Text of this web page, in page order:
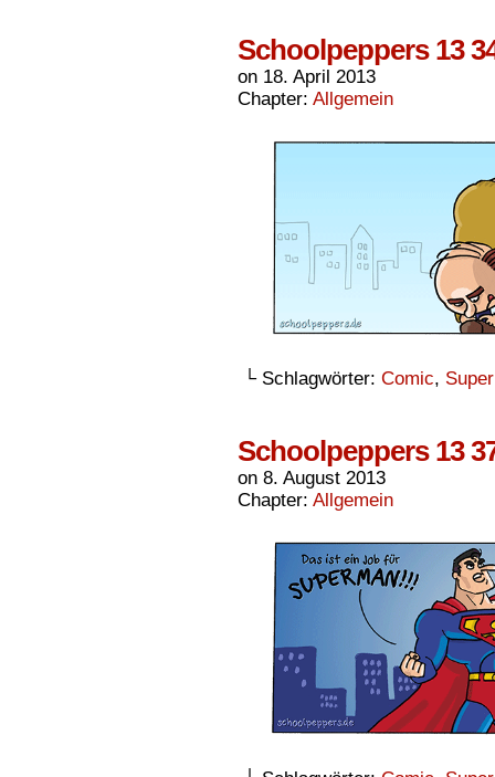
Schoolpeppers 13
on 18. April 2013
Chapter: Allgemein
└ Schlagwörter: Comic,
Schoolpeppers 13
on 8. August 2013
Chapter: Allgemein